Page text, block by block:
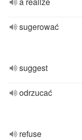
sugerować
suggest
odrzucać
refuse